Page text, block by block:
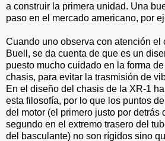
a construir la primera unidad. Una
paso en el mercado americano, por
Cuando uno observa con atención el
Buell, se da cuenta de que es un
puesto mucho cuidado en la forma
chasis, para evitar la trasmisión de
En el diseño del chasis de la XR-1
esta filosofía, por lo que los puntos
del motor (el primero justo por detrás
segundo en el extremo trasero del
del basculante) no son rígidos sino